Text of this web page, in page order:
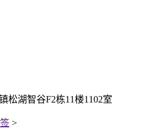
松湖智谷F2栋11楼1102室
>